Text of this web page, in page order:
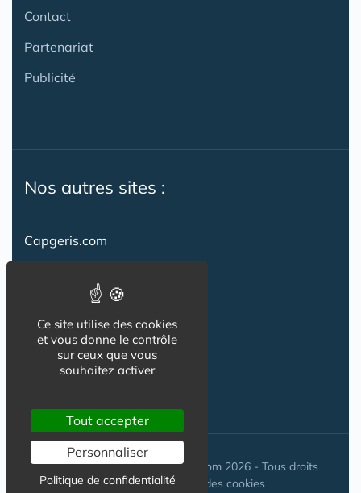
Contact
Partenariat
Publicité
Nos autres sites :
Capgeris.com
Emploi-formation-sante.com
Seniorissimmo.com
Creche-et-naissance.com
© Maisons-et-poles-de-sante.com 2026 - Tous droits
réservés. //Gestion des cookies
Ce site utilise des cookies
et vous donne le contrôle
sur ceux que vous
souhaitez activer
Tout accepter
Personnaliser
Politique de confidentialité